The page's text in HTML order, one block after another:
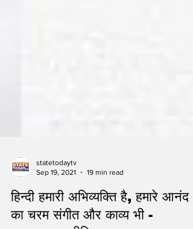
statetodaytv
Sep 19, 2021
19 min read
हिन्दी हमारी अभिव्यक्ति है, हमारे आनंद